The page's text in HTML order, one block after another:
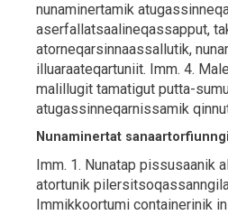
nunaminertamik
aserfallatsaalineqassapput,
atorneqarsinnaassallutik,
illuaraateqartuniit. Imm. 4.
malillugit tamatigut putta-
atugassinneqarnissamik
Nunaminertat
Imm. 1. Nunatap pissusaanik
atortunik
Immikkoortumi containerinik